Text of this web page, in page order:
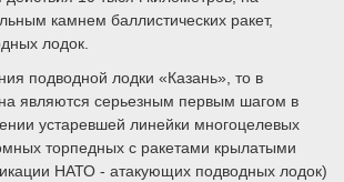
камнем баллистических ракет,
лодок.
подводной лодки «Казань», то в
являются серьезным первым шагом в
устаревшей линейки многоцелевых
торпедных с ракетами крылатыми
НАТО - атакующих подводных лодок)